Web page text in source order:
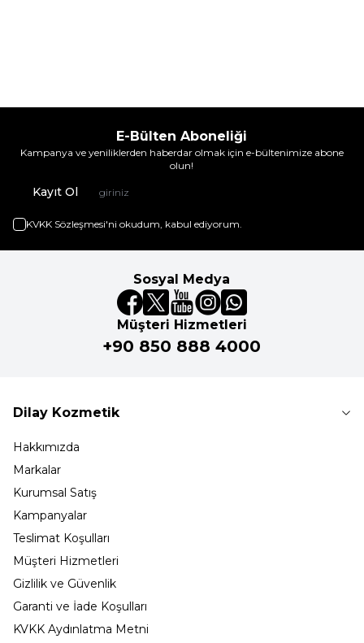
E-Bülten Aboneliği
Kampanya ve yeniliklerden haberdar olmak için e-bültenimize abone
olun!
Kayıt Ol
KVKK Sözleşmesi'ni okudum, kabul ediyorum.
Sosyal Medya
Müşteri Hizmetleri
+90 850 888 4000
Dilay Kozmetik
Hakkımızda
Markalar
Kurumsal Satış
Kampanyalar
Teslimat Koşulları
Müşteri Hizmetleri
Gizlilik ve Güvenlik
Garanti ve İade Koşulları
KVKK Aydınlatma Metni